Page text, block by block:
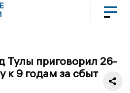
Тулы приговорил 26-
к 9 годам за сбыт